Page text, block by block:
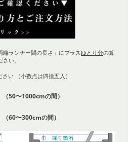
ランナー間の長さ」にプラスゆとり分の算
い。
い （小数点は四捨五入）
（50〜1000cmの間）
（60〜300cmの間）